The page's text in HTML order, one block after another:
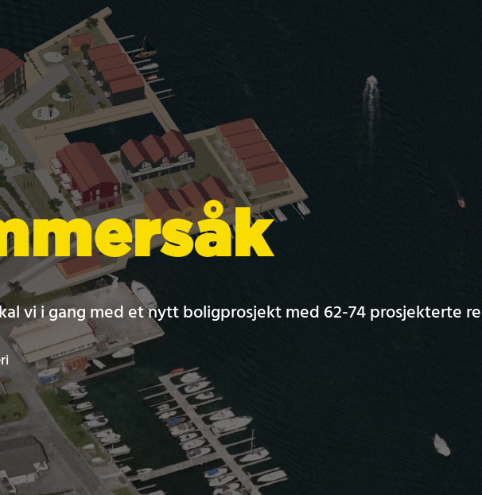
vi i gang med et nytt boligprosjekt med 62-74 prosjekterte